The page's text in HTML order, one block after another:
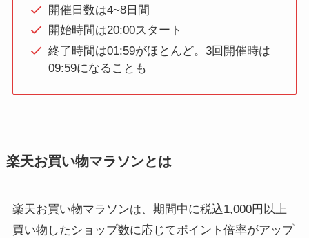
開催日数は4~8日間
開始時間は20:00スタート
終了時間は01:59がほとんど。3回開催時は
09:59になることも
楽天お買い物マラソンとは
楽天お買い物マラソンは、期間中に税込1,000円以上
買い物したショップ数に応じてポイント倍率がアップ